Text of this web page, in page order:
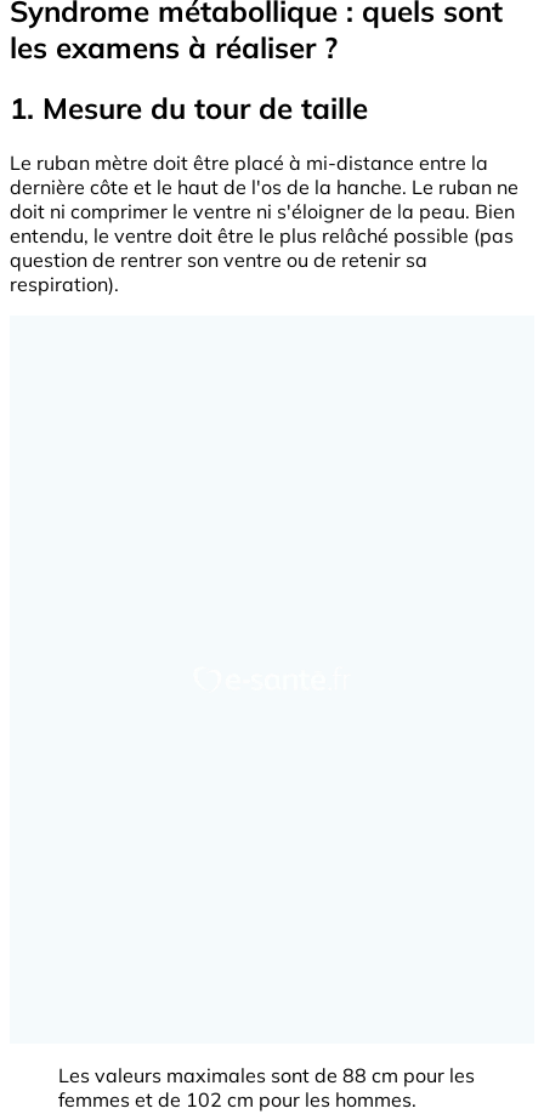
Syndrome métabollique : quels sont
les examens à réaliser ?
1. Mesure du tour de taille
Le ruban mètre doit être placé à mi-distance entre la
dernière côte et le haut de l'os de la hanche. Le ruban ne
doit ni comprimer le ventre ni s'éloigner de la peau. Bien
entendu, le ventre doit être le plus relâché possible (pas
question de rentrer son ventre ou de retenir sa
respiration).
Les valeurs maximales sont de 88 cm pour les
femmes et de 102 cm pour les hommes.